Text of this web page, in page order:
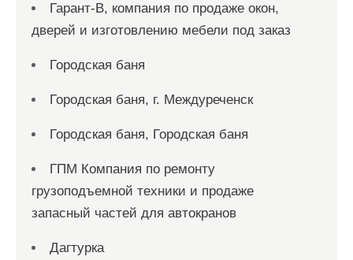
Гарант-В, компания по продаже окон,
дверей и изготовлению мебели под заказ
Городская баня
Городская баня, г. Междуреченск
Городская баня, Городская баня
ГПМ Компания по ремонту
грузоподъемной техники и продаже
запасный частей для автокранов
Дагтурка